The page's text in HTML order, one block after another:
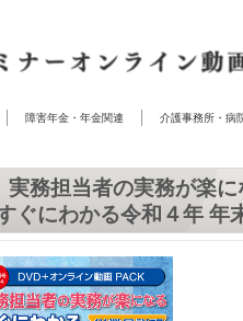
障害年金・年金関連 介護事務所・病
実務担当者の実務が楽
ぐにわかる令和４年 年